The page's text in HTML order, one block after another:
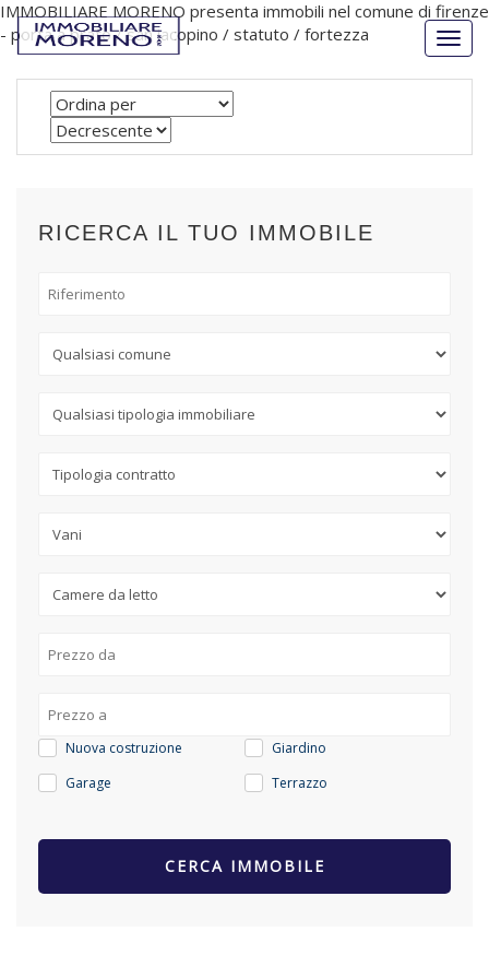
IMMOBILIARE MORENO presenta immobili nel comune di firenze
- porta a prato / san iacopino / statuto / fortezza
RICERCA IL TUO IMMOBILE
Nuova costruzione
Giardino
Garage
Terrazzo